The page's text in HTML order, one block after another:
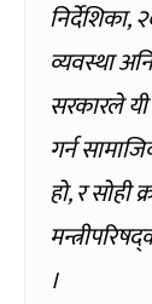
निर्देशिका,
व्यवस्था
सरकारले यी
गर्न
हो, र सोही
।